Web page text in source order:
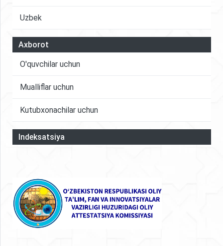
Uzbek
Axborot
O'quvchilar uchun
Mualliflar uchun
Kutubxonachilar uchun
Indeksatsiya